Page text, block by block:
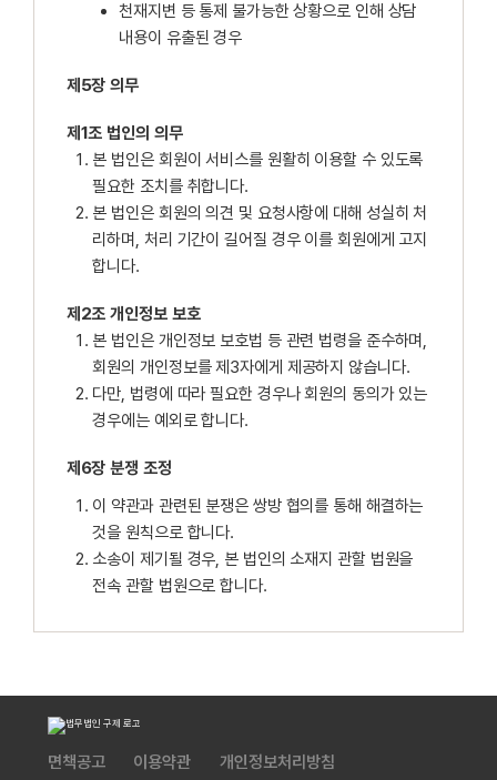
천재지변 등 통제 불가능한 상황으로 인해 상담
내용이 유출된 경우
제5장 의무
제1조 법인의 의무
본 법인은 회원이 서비스를 원활히 이용할 수 있도록
필요한 조치를 취합니다.
본 법인은 회원의 의견 및 요청사항에 대해 성실히 처
리하며, 처리 기간이 길어질 경우 이를 회원에게 고지
합니다.
제2조 개인정보 보호
본 법인은 개인정보 보호법 등 관련 법령을 준수하며,
회원의 개인정보를 제3자에게 제공하지 않습니다.
다만, 법령에 따라 필요한 경우나 회원의 동의가 있는
경우에는 예외로 합니다.
제6장 분쟁 조정
이 약관과 관련된 분쟁은 쌍방 협의를 통해 해결하는
것을 원칙으로 합니다.
소송이 제기될 경우, 본 법인의 소재지 관할 법원을
전속 관할 법원으로 합니다.
면책공고 이용약관 개인정보처리방침